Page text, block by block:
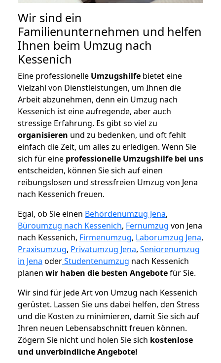
Wir sind ein
Familienunternehmen und helfen
Ihnen beim Umzug nach
Kessenich
Eine professionelle Umzugshilfe bietet eine
Vielzahl von Dienstleistungen, um Ihnen die
Arbeit abzunehmen, denn ein Umzug nach
Kessenich ist eine aufregende, aber auch
stressige Erfahrung. Es gibt so viel zu
organisieren und zu bedenken, und oft fehlt
einfach die Zeit, um alles zu erledigen. Wenn Sie
sich für eine professionelle Umzugshilfe bei uns
entscheiden, können Sie sich auf einen
reibungslosen und stressfreien Umzug von Jena
nach Kessenich freuen.
Egal, ob Sie einen Behördenumzug Jena,
Büroumzug nach Kessenich, Fernumzug von Jena
nach Kessenich, Firmenumzug, Laborumzug Jena,
Praxisumzug, Privatumzug Jena, Seniorenumzug
in Jena oderStudentenumzug nach Kessenich
planen wir haben die besten Angebotefür Sie.
Wir sind für jede Art von Umzug nach Kessenich
gerüstet. Lassen Sie uns dabei helfen, den Stress
und die Kosten zu minimieren, damit Sie sich auf
Ihren neuen Lebensabschnitt freuen können.
Zögern Sie nicht und holen Sie sich kostenlose
und unverbindliche Angebote!